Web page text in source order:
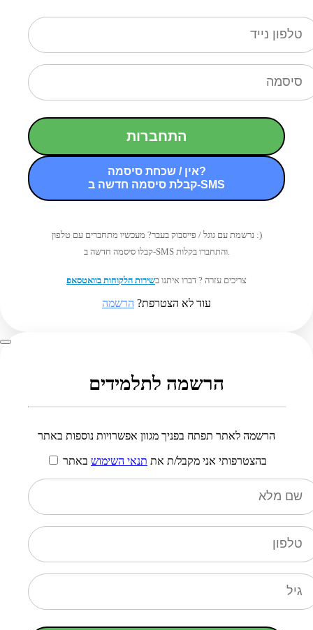
התחברות
אין / שכחת סיסמה?
קבלת סיסמה חדשה ב-SMS
נרשמת עם גוגל / פייסבוק בעבר? מעכשיו מתחברים עם טלפון :)
קבלו סיסמה חדשה ב-SMS והתחברו בקלות.
צריכים עזרה ? דברו איתנו בשירות הלקוחות בוואטסאפ
עוד לא הצטרפת? הרשמה
הרשמה לתלמידים
הרשמה לאתר תפתח בפניך מגוון אפשרויות נוספות באתר
בהצטרפותי אני מקבל/ת את תנאי השימוש באתר